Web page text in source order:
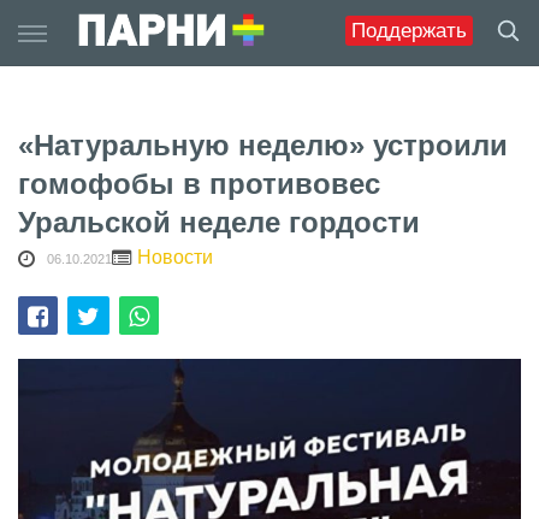
Поддержать
to
content
«Натуральную неделю» устроили
гомофобы в противовес
Уральской неделе гордости
06.10.2021 Новости